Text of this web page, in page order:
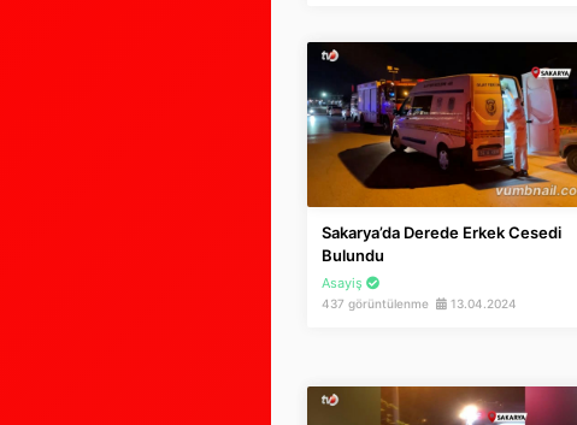
Sakarya’da Derede Erkek Cesedi
Bulundu
Asayiş
437 görüntülenme 13.04.2024